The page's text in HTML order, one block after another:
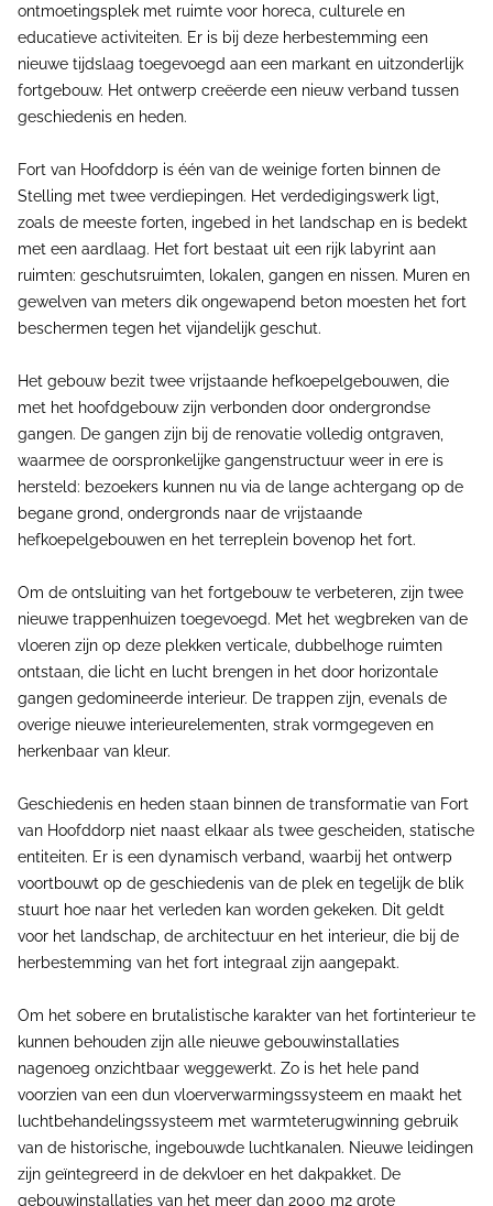
ontmoetingsplek met ruimte voor horeca, culturele en
educatieve activiteiten. Er is bij deze herbestemming een
nieuwe tijdslaag toegevoegd aan een markant en uitzonderlijk
fortgebouw. Het ontwerp creëerde een nieuw verband tussen
geschiedenis en heden.
Fort van Hoofddorp is één van de weinige forten binnen de
Stelling met twee verdiepingen. Het verdedigingswerk ligt,
zoals de meeste forten, ingebed in het landschap en is bedekt
met een aardlaag. Het fort bestaat uit een rijk labyrint aan
ruimten: geschutsruimten, lokalen, gangen en nissen. Muren en
gewelven van meters dik ongewapend beton moesten het fort
beschermen tegen het vijandelijk geschut.
Het gebouw bezit twee vrijstaande hefkoepelgebouwen, die
met het hoofdgebouw zijn verbonden door ondergrondse
gangen. De gangen zijn bij de renovatie volledig ontgraven,
waarmee de oorspronkelijke gangenstructuur weer in ere is
hersteld: bezoekers kunnen nu via de lange achtergang op de
begane grond, ondergronds naar de vrijstaande
hefkoepelgebouwen en het terreplein bovenop het fort.
Om de ontsluiting van het fortgebouw te verbeteren, zijn twee
nieuwe trappenhuizen toegevoegd. Met het wegbreken van de
vloeren zijn op deze plekken verticale, dubbelhoge ruimten
ontstaan, die licht en lucht brengen in het door horizontale
gangen gedomineerde interieur. De trappen zijn, evenals de
overige nieuwe interieurelementen, strak vormgegeven en
herkenbaar van kleur.
Geschiedenis en heden staan binnen de transformatie van Fort
van Hoofddorp niet naast elkaar als twee gescheiden, statische
entiteiten. Er is een dynamisch verband, waarbij het ontwerp
voortbouwt op de geschiedenis van de plek en tegelijk de blik
stuurt hoe naar het verleden kan worden gekeken. Dit geldt
voor het landschap, de architectuur en het interieur, die bij de
herbestemming van het fort integraal zijn aangepakt.
Om het sobere en brutalistische karakter van het fortinterieur te
kunnen behouden zijn alle nieuwe gebouwinstallaties
nagenoeg onzichtbaar weggewerkt. Zo is het hele pand
voorzien van een dun vloerverwarmingssysteem en maakt het
luchtbehandelingssysteem met warmteterugwinning gebruik
van de historische, ingebouwde luchtkanalen. Nieuwe leidingen
zijn geïntegreerd in de dekvloer en het dakpakket. De
gebouwinstallaties van het meer dan 2000 m2 grote